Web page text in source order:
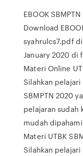
EBOOK
Download
syahrulcs7.pdf
January 2020 di
Materi Online
Silahkan
SBMPTN 2020
pelajaran sudah
mudah
Materi UTBK
Silahkan